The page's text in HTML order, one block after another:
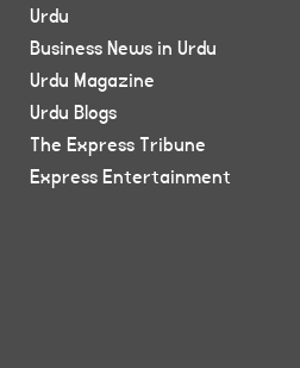
Urdu
Business News in Urdu
Urdu Magazine
Urdu Blogs
The Express Tribune
Express Entertainment